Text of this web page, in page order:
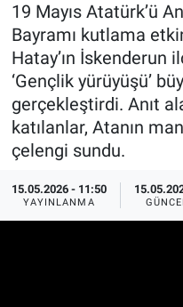
19 Mayıs Atatürk’ü
Bayramı kutlama
Hatay’ın İskenderun
‘Gençlik yürüyüşü’
gerçekleştirdi. Anıt
katılanlar, Atanın
çelengi sundu.
15.05.2026 - 11:50
YAYINLANMA